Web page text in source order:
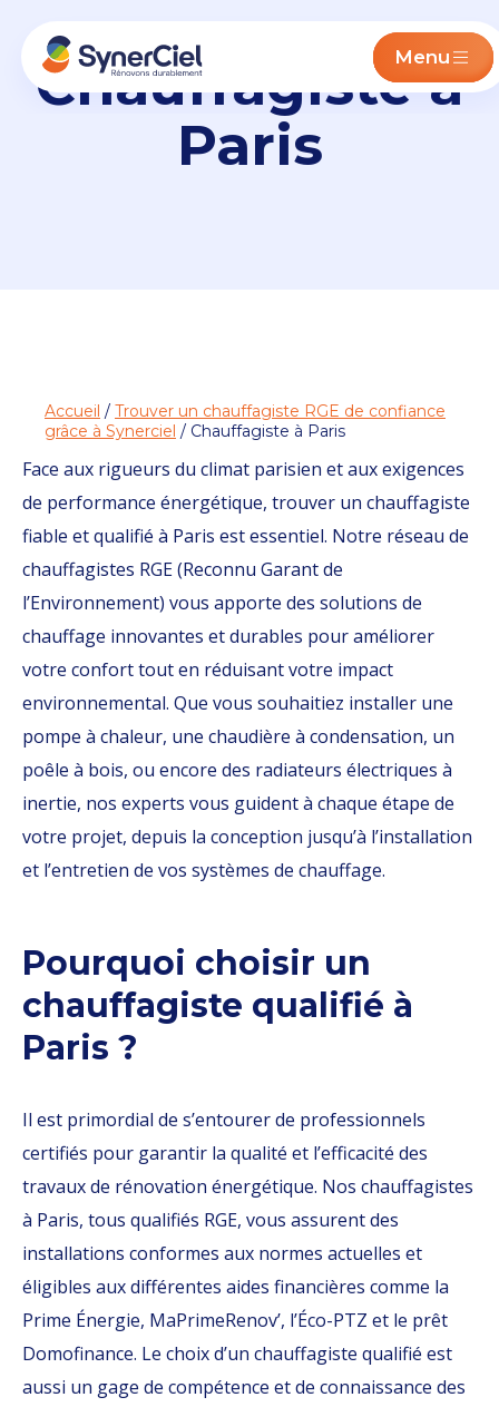
Menu
Chauffagiste à
Paris
Accueil / Trouver un chauffagiste RGE de confiance
grâce à Synerciel / Chauffagiste à Paris
Face aux rigueurs du climat parisien et aux exigences
de performance énergétique, trouver un chauffagiste
fiable et qualifié à Paris est essentiel. Notre réseau de
chauffagistes RGE (Reconnu Garant de
l’Environnement) vous apporte des solutions de
chauffage innovantes et durables pour améliorer
votre confort tout en réduisant votre impact
environnemental. Que vous souhaitiez installer une
pompe à chaleur, une chaudière à condensation, un
poêle à bois, ou encore des radiateurs électriques à
inertie, nos experts vous guident à chaque étape de
votre projet, depuis la conception jusqu’à l’installation
et l’entretien de vos systèmes de chauffage.
Pourquoi choisir un
chauffagiste qualifié à
Paris ?
Il est primordial de s’entourer de professionnels
certifiés pour garantir la qualité et l’efficacité des
travaux de rénovation énergétique. Nos chauffagistes
à Paris, tous qualifiés RGE, vous assurent des
installations conformes aux normes actuelles et
éligibles aux différentes aides financières comme la
Prime Énergie, MaPrimeRenov’, l’Éco-PTZ et le prêt
Domofinance. Le choix d’un chauffagiste qualifié est
aussi un gage de compétence et de connaissance des